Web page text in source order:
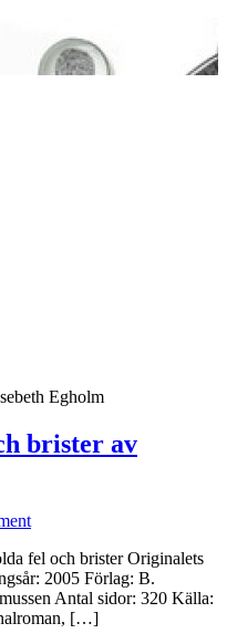
Egholm
brister av
fel och brister Originalets
2005 Förlag: B.
Antal sidor: 320 Källa:
[…]